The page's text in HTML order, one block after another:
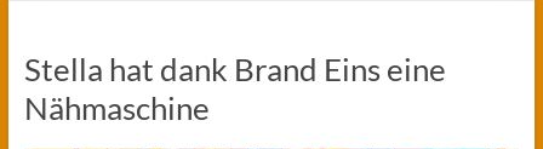
Stella hat dank Brand Eins eine
Nähmaschine